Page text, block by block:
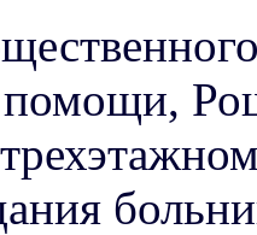
помощи,